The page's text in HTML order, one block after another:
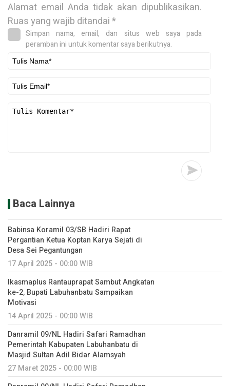
Alamat email Anda tidak akan dipublikasikan.
Ruas yang wajib ditandai*
Simpan nama, email, dan situs web saya pada
peramban ini untuk komentar saya berikutnya.
Baca Lainnya
Babinsa Koramil 03/SB Hadiri Rapat
Pergantian Ketua Koptan Karya Sejati di
Desa Sei Pegantungan
17 April 2025 - 00:00 WIB
Ikasmaplus Rantauprapat Sambut Angkatan
ke-2, Bupati Labuhanbatu Sampaikan
Motivasi
14 April 2025 - 00:00 WIB
Danramil 09/NL Hadiri Safari Ramadhan
Pemerintah Kabupaten Labuhanbatu di
Masjid Sultan Adil Bidar Alamsyah
27 Maret 2025 - 00:00 WIB